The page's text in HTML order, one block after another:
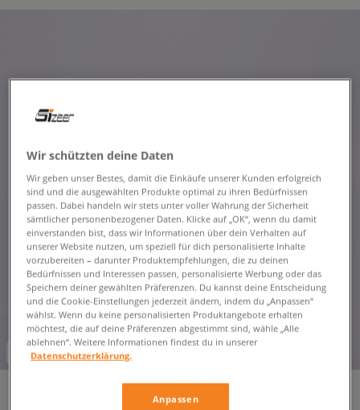
-10% ab 70€ mit dem Code:
Wir schützten deine Daten
Wir geben unser Bestes, damit die Einkäufe unserer Kunden erfolgreich
sind und die ausgewählten Produkte optimal zu ihren Bedürfnissen
passen. Dabei handeln wir stets unter voller Wahrung der Sicherheit
sämtlicher personenbezogener Daten. Klicke auf „OK“, wenn du damit
einverstanden bist, dass wir Informationen über dein Verhalten auf
unserer Website nutzen, um speziell für dich personalisierte Inhalte
vorzubereiten – darunter Produktempfehlungen, die zu deinen
Bedürfnissen und Interessen passen, personalisierte Werbung oder das
Speichern deiner gewählten Präferenzen. Du kannst deine Entscheidung
und die Cookie-Einstellungen jederzeit ändern, indem du „Anpassen“
wählst. Wenn du keine personalisierten Produktangebote erhalten
möchtest, die auf deine Präferenzen abgestimmt sind, wähle „Alle
ablehnen“. Weitere Informationen findest du in unserer
Datenschutzerklärung.
Anpassen